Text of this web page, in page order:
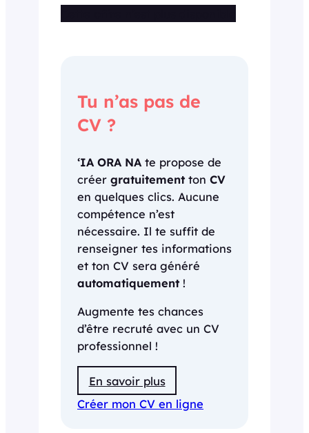
Tu n’as pas de
CV ?
‘IA ORA NA te propose de
créer gratuitementton CV
en quelques clics. Aucune
compétence n’est
nécessaire. Il te suffit de
renseigner tes informations
et ton CV sera généré
automatiquement!
Augmente tes chances
d’être recruté avec un CV
professionnel !
En savoir plus
Créer mon CV en ligne